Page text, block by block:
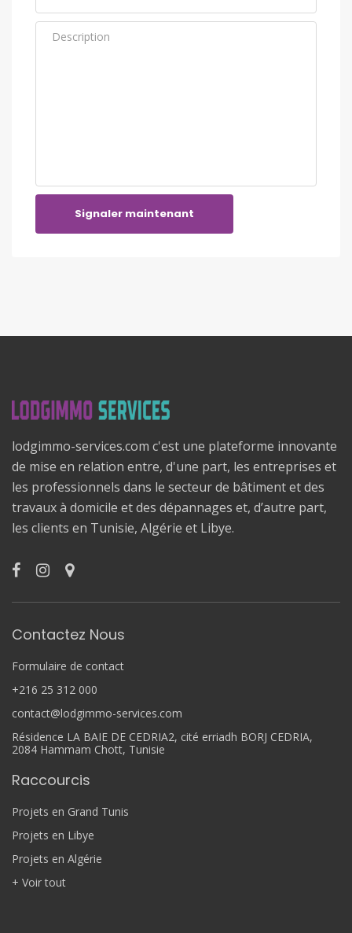
Signaler maintenant
lodgimmo-services.com c'est une plateforme innovante
de mise en relation entre, d'une part, les entreprises et
les professionnels dans le secteur de bâtiment et des
travaux à domicile et des dépannages et, d’autre part,
les clients en Tunisie, Algérie et Libye.
Contactez Nous
Formulaire de contact
+216 25 312 000
contact@lodgimmo-services.com
Résidence LA BAIE DE CEDRIA2, cité erriadh BORJ CEDRIA,
2084 Hammam Chott, Tunisie
Raccourcis
Projets en Grand Tunis
Projets en Libye
Projets en Algérie
+ Voir tout